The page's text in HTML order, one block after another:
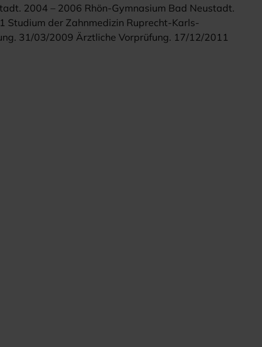
2004 – 2006 Rhön-Gymnasium Bad Neustadt.
Studium der Zahnmedizin Ruprecht-Karls-
31/03/2009 Ärztliche Vorprüfung. 17/12/2011